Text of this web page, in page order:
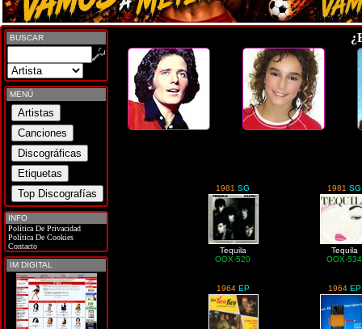
BUSCAR
MENÚ
INFO
Política De Privacidad
Política De Cookies
Contacto
IM DIGITAL
1981SG
Tequila
OOX-520
1981SG
Tequila
OOX-534
1964 EP 1964 EP